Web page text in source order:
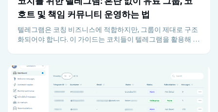
호트 및 책임 커뮤니티 운영하는 법
텔레그램은 코칭 비즈니스에 적합하지만, 그룹이 제대로 구조
화되어야 합니다. 이 가이드는 코치들이 텔레그램을 활용해 유